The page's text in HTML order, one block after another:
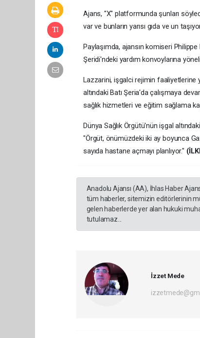
Ajans, "X" platformunda şunları
var ve bunların yarısı gıda ve un
Paylaşımda, ajansın komiseri
Şeridi'ndeki yardım konvoylarına
Lazzarini, işgalci rejimin faaliyetlerine
altındaki Batı Şeria'da çalışmaya
sağlık hizmetleri ve eğitim sağlama
Dünya Sağlık Örgütü'nün işgal
"Örgüt, önümüzdeki iki ay boyunca
sayıda hastane açmayı planlıyor."
Anadolu Ajansı (AA), İhlas Haber
tüm haberler, sitemizin editörlerinin
gelen haberlerde yer alan hukuki
tutulamaz...
İzzet Mede